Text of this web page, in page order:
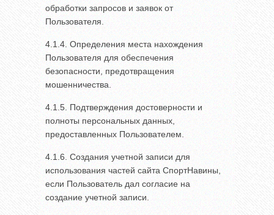
обработки запросов и заявок от
Пользователя.
4.1.4. Определения места нахождения
Пользователя для обеспечения
безопасности, предотвращения
мошенничества.
4.1.5. Подтверждения достоверности и
полноты персональных данных,
предоставленных Пользователем.
4.1.6. Создания учетной записи для
использования частей сайта СпортНавины,
если Пользователь дал согласие на
создание учетной записи.